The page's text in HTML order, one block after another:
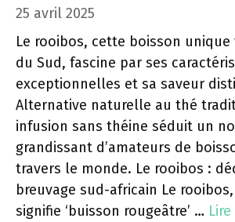
25 avril 2025
Le rooibos, cette boisson unique
du Sud, fascine par ses
exceptionnelles et sa saveur
Alternative naturelle au thé
infusion sans théine séduit un
grandissant d’amateurs de
travers le monde. Le rooibos :
breuvage sud-africain Le
signifie ‘buisson rougeâtre’ …